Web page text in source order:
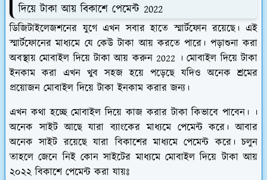
দিয়ে টাকা আয় বিকাশে পেমেন্ট 2022
ডিজিটাইলেজশনের যুগে এখন সবার হাতে স্মার্টফোন রয়েছে। এই
স্মার্টফোনের মাধ্যমে যে কেউ টাকা আয় করতে পারে। পড়াশুনা করা
অবস্থায় মোবাইল দিয়ে টাকা আয় করুন 2022 । মোবাইল দিয়ে টাকা
ইনকাম করা এখন খুব সহজ হয়ে পড়েছে যদিও অনেক শ্রমের
প্রয়োজন মোবাইল দিয়ে টাকা ইনকাম করার জন্য।
এখন কথা হচ্ছে মোবাইল দিয়ে কাজ করার টাকা কিভাবে পাবেন। ।
অনেক সাইট আছে যারা ব্যাংকের মাধ্যমে পেমেন্ট করে। আবার
অনেক সাইট রয়েছে যারা বিকাশের মাধ্যমে পেমেন্ট করে। চলুন
তাহলে জেনে নিই কোন সাইটের মাধ্যমে মোবাইল দিয়ে টাকা আয়
২০২২ বিকাশে পেমেন্ট করা যায়ঃ